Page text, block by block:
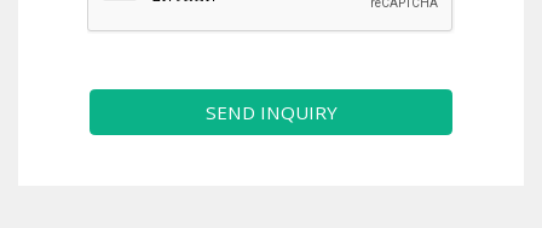
SEND INQUIRY